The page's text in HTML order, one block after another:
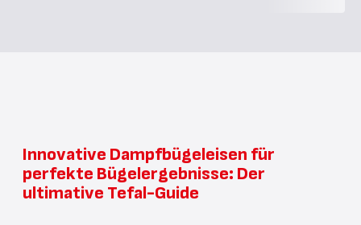
Innovative Dampfbügeleisen für
perfekte Bügelergebnisse: Der
ultimative Tefal-Guide